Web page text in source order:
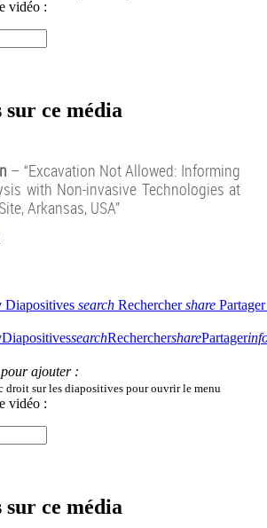
– “Excavation Not Allowed: Informing
with Non-invasive Technologies at
Arkansas, USA”